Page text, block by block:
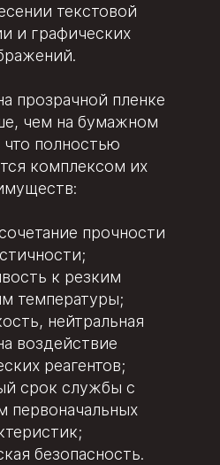
текстовой
и графических
прозрачной пленке
чем на бумажном
что полностью
комплексом их
прочности
к резким
температуры;
нейтральная
воздействие
реагентов;
срок службы с
первоначальных
безопасность.